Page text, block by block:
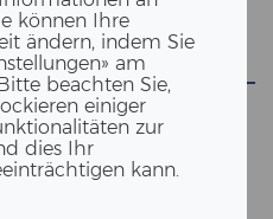
können Ihre
ändern, indem Sie
am
beachten Sie,
einiger
zur
dies Ihr
kann.
""